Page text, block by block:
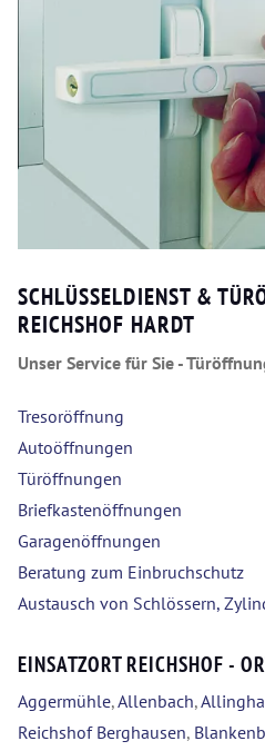
SCHLÜSSELDIENST &
REICHSHOF HARDT
Unser Service für Sie -
Tresoröffnung
Autoöffnungen
Türöffnungen
Briefkastenöffnungen
Garagenöffnungen
Beratung zum Einbruchschutz
Austausch von Schlössern,
EINSATZORT REICHSHOF -
Aggermühle,Allenbach,
Reichshof Berghausen,